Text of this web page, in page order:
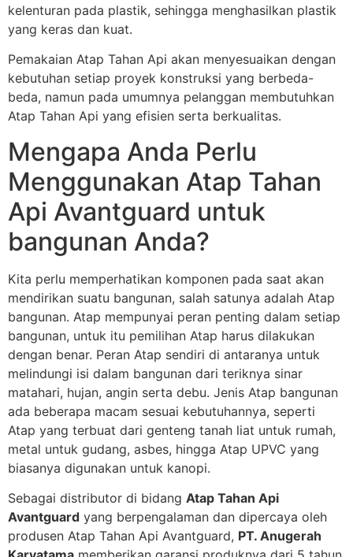
kelenturan pada plastik, sehingga menghasilkan plastik
yang keras dan kuat.
Pemakaian Atap Tahan Api akan menyesuaikan dengan
kebutuhan setiap proyek konstruksi yang berbeda-
beda, namun pada umumnya pelanggan membutuhkan
Atap Tahan Api yang efisien serta berkualitas.
Mengapa Anda Perlu
Menggunakan Atap Tahan
Api Avantguard untuk
bangunan Anda?
Kita perlu memperhatikan komponen pada saat akan
mendirikan suatu bangunan, salah satunya adalah Atap
bangunan. Atap mempunyai peran penting dalam setiap
bangunan, untuk itu pemilihan Atap harus dilakukan
dengan benar. Peran Atap sendiri di antaranya untuk
melindungi isi dalam bangunan dari teriknya sinar
matahari, hujan, angin serta debu. Jenis Atap bangunan
ada beberapa macam sesuai kebutuhannya, seperti
Atap yang terbuat dari genteng tanah liat untuk rumah,
metal untuk gudang, asbes, hingga Atap UPVC yang
biasanya digunakan untuk kanopi.
Sebagai distributor di bidang Atap Tahan Api
Avantguard yang berpengalaman dan dipercaya oleh
produsen Atap Tahan Api Avantguard, PT. Anugerah